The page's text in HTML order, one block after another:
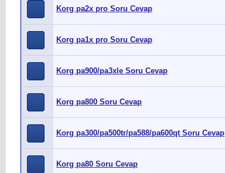
Korg pa2x pro Soru Cevap
Korg pa1x pro Soru Cevap
Korg pa900/pa3xle Soru Cevap
Korg pa800 Soru Cevap
Korg pa300/pa500tr/pa588/pa600qt Soru Cevap
Korg pa80 Soru Cevap